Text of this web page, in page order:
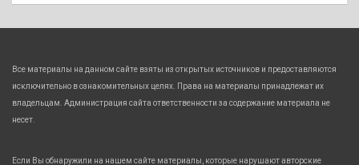
Все материалы на данном сайте взяты из открытых источников и предоставляются
исключительно в ознакомительных целях. Права на материалы принадлежат их
владельцам. Администрация сайта ответственности за содержание материала не
несет.
Если Вы обнаружили на нашем сайте материалы, которые нарушают авторские